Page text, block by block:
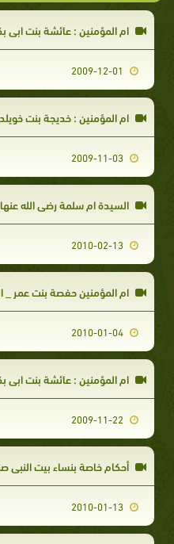
ام المؤمنين : عائشة بنت ابي
ام المؤمنين : خديجة بنت
السيدة ام سلمة رضي الله
ام المؤمنين حفصة بنت عمر _
ام المؤمنين : عائشة بنت ابي بكر الصديق
أحكام خاصة بنساء بيت النبي